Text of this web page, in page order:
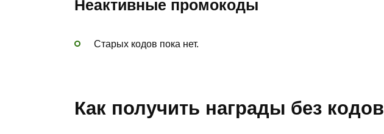
Неактивные промокоды
Старых кодов пока нет.
Как получить награды без кодов